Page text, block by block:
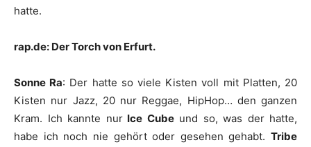
hatte.
rap.de: Der Torch von Erfurt.
Sonne Ra: Der hatte so viele Kisten voll mit Platten, 20
Kisten nur Jazz, 20 nur Reggae, HipHop… den ganzen
Kram. Ich kannte nurIce Cubeund so, was der hatte,
habe ich noch nie gehört oder gesehen gehabt. Tribe